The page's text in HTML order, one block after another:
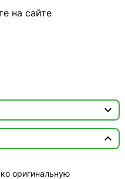
на сайте


оригинальную